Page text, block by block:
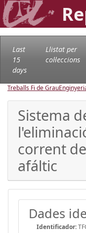
Last
15
days
Llistat per
col·leccions
Treballs Fi de Grau
Sistema
corrent
afáltic
Dades
Identificador: